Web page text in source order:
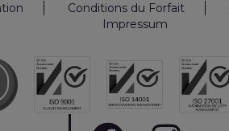
Conditions du Forfait
Impressum